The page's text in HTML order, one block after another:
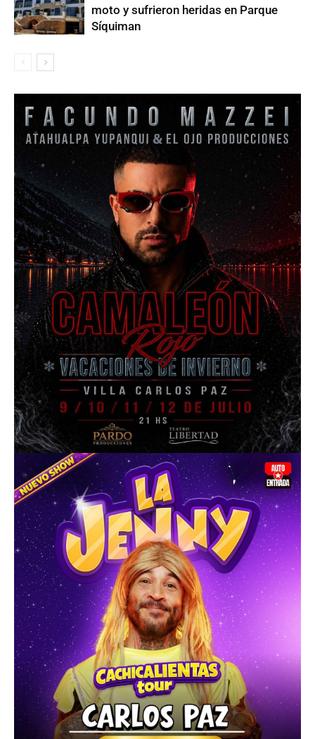
moto y sufrieron heridas en Parque
Síquiman